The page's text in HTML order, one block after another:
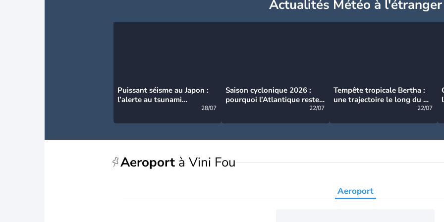
Actualités Météo à l'étranger
Puissant séisme au Japon :
l’alerte au tsunami
28/07
Saison cyclonique 2026 :
pourquoi l’Atlantique reste
22/07
Tempête tropicale Bertha :
une trajectoire le long du du
22/07
Aeroport à Vini Fou
Aeroport